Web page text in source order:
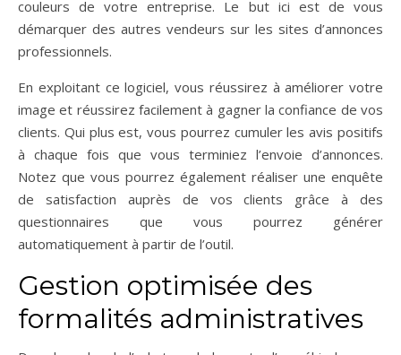
couleurs de votre entreprise. Le but ici est de vous
démarquer des autres vendeurs sur les sites d’annonces
professionnels.
En exploitant ce logiciel, vous réussirez à améliorer votre
image et réussirez facilement à gagner la confiance de vos
clients. Qui plus est, vous pourrez cumuler les avis positifs
à chaque fois que vous terminiez l’envoie d’annonces.
Notez que vous pourrez également réaliser une enquête
de satisfaction auprès de vos clients grâce à des
questionnaires que vous pourrez générer
automatiquement à partir de l’outil.
Gestion optimisée des
formalités administratives